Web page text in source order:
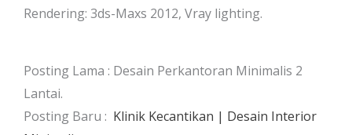
Rendering: 3ds-Maxs 2012, Vray lighting.
Posting Lama : Desain Perkantoran Minimalis 2
Lantai.
Posting Baru : Klinik Kecantikan | Desain Interior